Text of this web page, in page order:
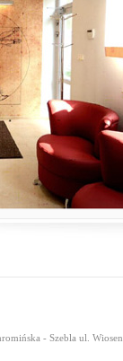
- Szebla ul.